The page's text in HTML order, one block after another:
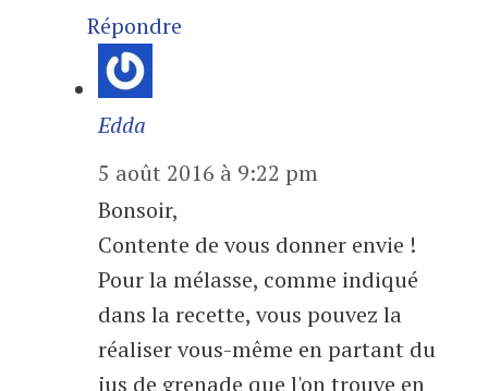
Répondre
Edda
5 août 2016 à 9:22 pm
Bonsoir,
Contente de vous donner envie !
Pour la mélasse, comme indiqué
dans la recette, vous pouvez la
réaliser vous-même en partant du
jus de grenade que l'on trouve en